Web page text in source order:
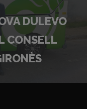
DULEVO
CONSELL